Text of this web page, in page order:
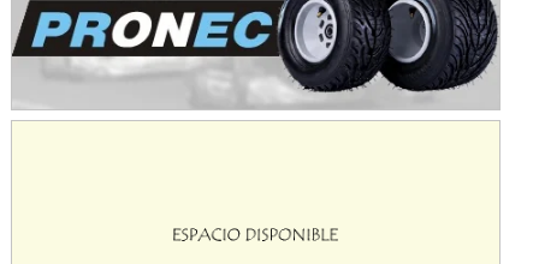
El Cerro (Tierra)
Victoria (Entre Ríos)
PATAGONICO - F6
Gral. E. Godoy (Río Negro)